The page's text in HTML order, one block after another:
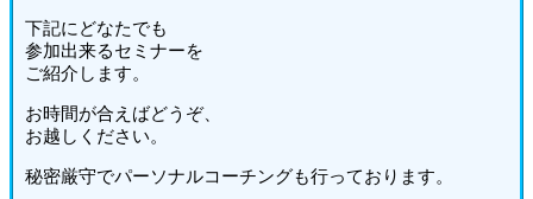
下記にどなたでも
参加出来るセミナーを
ご紹介します。
お時間が合えばどうぞ、
お越しください。
秘密厳守でパーソナルコーチングも行っております。